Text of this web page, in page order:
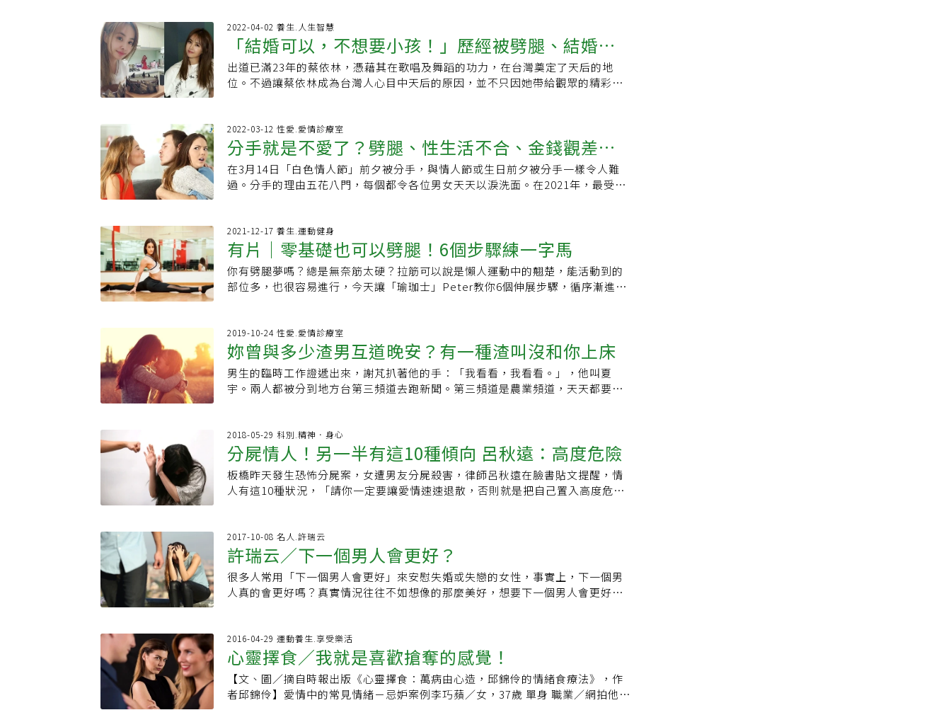
自我價值。心理師能從專業的角度，引領你走進自己的心，好好認識自己心裡深
層的傷痕，讓你更能面對自己的困擾、做出改變。劈腿後還想復合，該如何修復
關係？要療癒劈腿帶來的傷痛，雙方要有的共同認知是，「我們要談的是被背叛
者心裡有多痛，而非出軌者做得有多錯。」劈腿、外遇比我們想像中的常見，有
想要挽回關係。這個意願也會影響到，被劈腿的那一方對整個事件的看法。而出
軌者也要預備好，自己的重點在於同理對方的痛，並且準備好有耐心一次又一次
地道歉。這些練習很困難，也很難兩個人獨立完成。可以尋求婚姻諮商、伴侶諮
商的協助，讓心理師作為雙方的橋樑，創造一個安全、可以充分表達意見的環
境，讓雙方能彼此聆聽。世界很大，一定會有能夠願意好好愛你的人但如果我們
滿足出軌，有些人單純就是想出軌經歷新鮮感。不管那段經歷出軌風波的關係，
最終是繼續還是結束了。重點是「你」怎麼在這樣的風暴之後，持續對自己去愛
與被愛的能力保有信心，並且能夠更加理解自己對感情的「要」與「不要」。讓
自己對愛情繼續保有信心請記得，你永遠值得被完整地愛， 也擁有持續去愛的能
正在加劇你的職場精神內耗｜1 分鐘轉念練習．自戀型人格其實很沒自信？一篇
了解自戀型人格辨識方式、成因及如何相處（本文獲「FarHugs Clinic 抱抱心身
醫學診所」授權，原文連結）關於「FarHugs Clinic 抱抱心身醫學診所」
「FarHugs Clinic 抱抱心身醫學診所」於雙北地區共有 4 家診所，提供心身並進
的全面性身心健康照護服務，包含心理諮商、遠距諮商、身心科門診與 Deep
要切換，例如當一個好爸爸遇到正在難過的女性下屬時，此時「界線」就是非常
重要的關鍵，也就是自己是誰、有哪些身份、什麼事情能做、什麼事情不能做，
尤其是外界出現了誘因的時候。 當腳色切換卻沒抓好界線：不過界線也需要不斷
學習、事先設定，也並非缺乏彈性、永遠定錨，有時還需要有一定的機會面對處
境才有辦法整理。事出突然，就容易困惑或卡住。有些人能夠好好地踩住自己的
時候，劈腿的人是對自己感覺到非常驚嚇、恐慌、厭惡的。 難道是因為我不好，
所以對方才會劈腿？ 遇到劈腿、被劈腿，很多人會檢討自己「是不是我不夠好對
方才會劈腿？」，千萬要記住，自己或許有所疏失，但絕對不會是對方可以劈腿
的理由。 對方劈腿，對方負責：楊乃樺心理師表示，發生劈腿人們常見會習慣檢
對方該為自己負責，我們無法為這選擇負責。 思考，但不是自己不好：可以思考
的是，在這段關係當中是不是真的有出現什麼疏失、遺忘了什麼、理所當然了什
麼，可能在回想當中可以發現許多問題，但這問題是在「關係」而非「個人」，
是關係狀態不對，不代表自己不好。 對方劈腿了，我該挽留嗎？心理師：先釐清
４件事！ 面對著對方劈腿、破碎的關係，到底該不該復合是一大難題。楊乃樺心
都各有利弊。不說，可以維持當下的和平，可以延後痛苦的現實，但遲早還是得
面對。說，不代表攤牌結束，雖然揭開真相感到痛苦，但有機會和對方好好修復
或結束、討論接下來該怎麼走。 首先：對方還要不要繼續？相信許多劈腿的人，
可能真的只是失了方寸。因此建議首先確定這段關係對方還要嗎？若對方不要，
為什麼？真的能再次信任對方嗎？這是最最重要的關鍵。重新建立信任和安全感
並非一件容易的事情，過程也可能非常辛苦，會需要一段時間磨合。 如何提供信
任、如何調整？如果兩個人都還想繼續，那麼接下來就好好的討論，當出現懷疑
時，對方可以如何提供安全感或信任，並且也回到關係當中，好好了解劈腿失了
方寸的原因，兩人可以如何嘗試調整步調。 被劈腿受傷的人如何重建？心理師：
到恐懼。 對此楊乃樺心理師表示，這些反應其實都很正常，誠實的面對自己的受
傷及崩潰，坦承這段關係的失敗，接受自己的受傷，這些並不是錯誤，也不必為
他人做錯的事情負責，看到自己能更好的地方這樣就夠了，這個「看到」就是個
重建的開始。 各關係都可能以各種方式結束，可能是生命、可能是第三者、可能
是意外，試著把生活的主導權拿回到自己身上，更有助自己悲傷但同時也能安
念」有效改善！ ．學會課題分離生活更自在！心理師教３原則，別什麼事都背在
身上。 以上新聞文字、圖片皆屬《今健康》所有，網站、媒體、論壇引用請註明
出處。責任編輯：陳學梅
秉立）被周刊拍到，與一同主持節目的女星謝忻在街上親吻。照片曝光後，阿翔
第一時間受訪時表示，他與謝忻是「滿滿的友誼」，但不小心超越了界線，對於
家人感到抱歉，阿翔妻子Grace最後選擇原諒，兩人和好如初。外遇的原因是什
麼？林萃芬說明，外遇發生的原因大致有以下幾種。1.一方的重心全部在孩子身
象。朝夕相處的同事日漸產生情愫、負責同一件案子產生革命情感、時常連絡的
客戶、健身房裡常見到的夥伴或教練等等。3.中年危機。對工作、婚姻感到倦
怠，做什麼事都提不起勁，期待透過一段情感的發展來肯定自己。4.交際應酬。
談生意除了吃喝，也容易出入聲色場所，一開始逢場作戲，慢慢假戲真做，一旦
有了性關係的推波助瀾，漸漸就發展出感情。5.尋找刺激。生活太過平順時，有
準答案。林萃芬表示，「外遇只是一個症狀，不一定不好，有可能在巨大衝擊下
帶來重新檢視關係的改變。」從瓦礫中重建愛情 不能單靠一個人電視劇《犀利人
妻》中有句名言「回不去了！」很多想挽回婚姻的當事人急切地詢問「還回得去
嗎？」「我不會覺得回不去，是可以回得去，但不代表假裝忘記外遇事件，而是
在太太懷孕時發生外遇。其中有一位太太已經快要臨盆，整整兩個星期無法入
睡，身心狀況幾乎到了臨界點，但先生仍執意跟外遇的對象在一起。也有另外一
種案例，太太剛懷孕就知道先生外遇，第一時間決定把孩子拿掉，林萃芬往往苦
口婆心勸慰「要不要再整理一下思緒，在衝動、混亂之下做決定，將來很容易後
悔。」提醒如果婚姻出現裂痕，趕快尋求專業協助，不要衝動做出任何決定！ 外
饋，認為走過外遇風暴後，彼此的婚姻關係比過去更加甜蜜也更加穩固。林萃芬
指出，被背叛的一方，通常有許多相似的心理歷程。最典型的是強迫性思考，情
緒起伏劇烈，如果事發當時曾看過對方手機簡訊或圖片、影片，會自動在腦中播
放不斷盤旋，情緒很容易被勾動。比如前陣子傳出醫界外遇新聞，許多當事人一
以過去，需要很長一段時間去消化，也不是來諮商一、兩次，把話講清楚就好
了。重建信任不是件容易的事，往往一個人覺得沒什麼的點，另一個人覺得很有
什麼。」林萃芬遇過一個個案，先生邀請太太來，因為太太知道先生有婚外情
後，情緒起伏劇烈、時時莫名暴哭，雙方相處劍拔弩張，對生活和工作都造成了
嚴重的影響。先生覺得這樣下去對兩個人都不好，但不知道該怎麼處理，盼望透
道自己偷吃讓妻子傷痕累累，被深沉的失落感淹沒，明白自己犯了錯，此後更加
珍惜妻子，經過一年左右的諮商，兩人的婚姻關係如同倒吃甘蔗、愈來愈好。另
一種很常見的情況，不忠的伴侶在衝突的選擇和情感間交戰。太太要對方把外遇
的狀況一五一十說出來，先生覺得越講越多越不好，但是太太總是不斷詢問過
去，舊事重提，先生覺得太太不可理喻，太太卻停不下來，疑心大發沒有安全
美但平靜的句點。昔日轟動一時的「寶寶事件」，黃義交與媒體人周玉蔻交往，
隨後卻劈腿名媛何麗玲，周玉蔻發現後，與何麗玲聯手當場逼黃義交攤牌。由於
三位主角在當時都是媒體紅人，這段三角關係在當年鬧得滿城風雨、人盡皆知，
身為當事人的二位女性，肯定都有滿腹心酸不為人知。但事過境遷多年，當年的
男主角墜樓逝，昨(19日)何麗玲在其臉書PO文悼念黃義交，她感傷寫道，過往的
遠懷念他！」至於當年的另一女主角、資深媒體人周玉蔻，也在臉書po出她與友
人的對話截圖內容，周玉蔻向對方表示「請代上一柱香吧」，對方回應「好的！
大家都要學習放下！也請妳保重身體！」這段對話，讓大家知道，周玉蔻請友人
向已逝的黃義交上香。或許都經過了半百人生的淬鍊，對於已經分手的前伴侶遭
或長或短，卻免不了曲終人散的傷感，曾經的相處，開心或不開心，都已煙消雲
散。昔時分開，我和他微笑說再見，一別多年，再聽到他的消息，竟是天人永
隔，說不惆悵是騙人的。面對他用這樣的方式離開，有傷感，當然還有更多的不
捨。但我告訴自己，來去皆是緣，這便是人生。所以，能相聚，就好好在一起；
不能見面，就好好思念。人生很多時候，路都是孤單的，那是來自於生命深處最
症狀此外，當身邊的另一半突然過世，留下的一方會陷入震驚、不知所措甚至自
責，身心靈都會出狀況。失去伴侶之痛必須靠時間療癒，悲傷輔導學家說，心理
狀況會影響生理狀態，過度悲傷憂鬱會造成失眠焦慮、自律神經失調…等症狀。
以下症狀超過半年，恐是慢性悲傷。1失眠焦慮、食欲不振。2個性變得退縮，不
感。醫師許瑞云曾在《聯合報》撰文建議，面對分手或離婚，可以和對方的能量
場做切割，方法是觀想對方的能量站在正面對。真誠感謝對方曾經為我們付出的
愛和照顧，告訴對方現在是離開的時候了，用心念剪斷彼此之間的能量連結，想
著將對方留在自己身體內的能量都一一釋放掉，然後祝福對方讓對方離開。
2022-04-02 養生.人生智慧
「結婚可以，不想要小孩！」歷經被劈腿、結婚觀
念不同...蔡依林：還是期待可以讓我幼稚的人
出道已滿23年的蔡依林，憑藉其在歌唱及舞蹈的功力，在台灣奠定了天后的地
位。不過讓蔡依林成為台灣人心目中天后的原因，並不只因她帶給觀眾的精彩表
林。不同於一般新人需要時間建立市場接受度以及觀眾好感度，蔡依林靠第一張
專輯《1019》就獲得了巨大的成功，也讓台灣的民眾認識了這位只有19歲、卻蘊
藏巨大潛力的小女孩。從「最爛歌手」到天后 靠「就是要做到好」雖然甫出道就
贏得高度的聲量，蔡依林卻並沒有順利獲得所有人的認同。2001年，資深音樂製
作人林暐哲和創作人陳珊妮曾經共同發布「10大爛歌手名單」，名單第一位就是
的是，年紀明明未到，卻硬把感情唱得好像她很『了』一樣，實在不是個好現
象。」「如果要說『有好歌喉未必能成為好歌星、做出好唱片』，蔡依林正是個
典型的例子。」被音樂圈內的專業人士如此批評，讓出道不久的蔡依林信心遭受
打擊，再加上又和經紀公司鬧出合約糾紛，接連的災難讓她當時的演藝生涯蒙上
蔡依林轉型的關鍵作品，奠定了她的舞曲風格，更替她獲得年度女歌手唱片銷量
第一名的位子。也從這張專輯開始，本來被觀眾嘲笑肢體不協調的蔡依林，開始
苦練舞蹈，就算毫無跳舞基礎，甚至同手同腳，她還是咬著牙繼續學習，曾為了
練舞一整晚沒睡，隔天清晨又起來拍MV。「就是要做到好」的精神也讓蔡依林從
零基礎到現在的台灣舞曲天后地位。做蛋糕做到得獎 任何事都要淋漓盡致「我不
棄」，或許就不會再如此輕易看待她所獲得的成就，並看見光鮮亮麗的舞台背
後，是一次又一次練舞練到磨破腳皮、跌倒再爬起、流淚再擦乾，不斷重複的過
程。這樣的精神並不只應用在工作上，蔡依林近年在社群上時常分享自己的休閒
生活，其中就包括了烘焙。一般人做蛋糕，大概就是在家裡烤一烤，分給朋友家
上分享最新的興趣——親手織衣服。蔡依林就是這樣的一個人，不管學什麼，就是
要學到好；做什麼，就是要做到淋漓盡致。三段感情跌跤 卻不放棄找到「那個
人」在事業上，蔡依林不斷地創造巔峰，持續引領著台灣音樂走向更高的境界。
與此同時，許多人也關心蔡依林的感情生活進展如何？目前42歲的蔡依林，經歷
過幾段轟轟烈烈的愛情，最為人之莫過於當初2001年與音樂天王周杰倫在一起，
了1年多才從陰影中走出。在周董之後，蔡依林又與演員彭于晏傳出戀情，兩人雖
未親口證實，這段戀情的真實性卻在蔡爸爸口中得到確認。不過經過3年後，兩人
戀情告吹，有傳聞道是因為男方公司出手阻撓，加上彭于晏的媽媽對蔡依林似乎
也不甚滿意，造就兩人遺憾的結局。近年最轟動的則是和混血男模錦榮的戀情，
2022-03-12 性愛.愛情診療室
分手就是不愛了？劈腿、性生活不合、金錢觀差
異...10大分手理由你遇過哪種
在3月14日「白色情人節」前夕被分手，與情人節或生日前夕被分手一樣令人難
過。分手的理由五花八門，每個都令各位男女天天以淚洗面。在2021年，最受熱
帶您了解網友熱議的一段關係結束的理由有哪些。劈腿問題最大 成為感情破裂主
要原因觀察分手理由的相關討論發現，位居聲量冠軍的，就屬「劈腿」。有網友
提問到「有人是被劈腿分手的嗎？」，吸引許多過來人分享自身的悲痛經歷，如
「我們都拍完婚紗了，然後他跑去跟別人結婚」、「發現男友劈腿分手後，結果
才發現我竟然是小三」等等，各式各樣的故事也讓網友感嘆，真的要先培養看清
看跟我分手，既然一開始不能接受幹嘛交往？」等，種種理由也被網友總結「真
的不愛了，什麼都是理由」，表示不需要因此而失去對自己的信心，保持自信一
定會找到真正適合的那個人。「我們不合！」 性生活、金錢觀都不合至於「性生
活」方面，許多人提到頻率、情趣不一等等，時間長久下來無法磨合，最終只好
淡」、「遠距離」、「前任」、「異性關係」等相處上甚至是有他人介入的問
題，也是許多情侶最終選擇離開彼此的原因，就有網友提到「因為疫情無法見
面，感情也越來越淡」、「真的不要相信有另一半跟異性有純友誼，我就是這樣
分手的」。而「金錢觀」不合、沒有「上進心」等現實層面的問題，也是不少人
心灰意冷為感情畫下句點的理由。網友就提到「勤儉很好，可是每餐都要去計較2
覺得男友長太兇，超瞎」、「家境比較差一點，被對方家長嫌棄」等，引起一片
譁然。最後網友也紛紛建議還在交往中的情侶，應該要溝通才可以了解問題並解
決，兩個人相愛不易，不需要因為一些還有機會解決的理由就無奈放棄。分手後
或許會有一段時間傷心失落，但最重要的還是從中了解彼此的問題，收拾好情緒
2021-12-17 養生.運動健身
有片｜零基礎也可以劈腿！6個步驟練一字馬
你有劈腿夢嗎？總是無奈筋太硬？拉筋可以說是懶人運動中的翹楚，能活動到的
部位多，也很容易進行，今天讓「瑜珈士」Peter教你6個伸展步驟，循序漸進你
許多肌肉和部位，骨盆、髖關節、腰、腿都能活動到，對於血管和消化系統也有
幫助，不妨可以試看看。Peter教大家6個伸展步驟，熱身、躺姿髖部外璇放鬆、
髖部外璇伸直運動、深蹲轉體、蹲姿旋轉開髖，做完後就可以開始練習劈腿啦，
要記得不要勉強自己，動作慢慢來，要常常練習保持柔軟度，才不會拉傷。想了
解更多關於健康運動？快上「有肌勵」粉絲專頁按讚追蹤，一起健康生活！完整
方法，更提供滿滿的鼓勵和正能量，給女性肌力，也給女性激勵，讓姐妹們的健
身路上，不孤單！YT：有肌勵https://pse.is/UYA9XFb：
https://www.facebook.com/udnGpowerIG：
https://www.instagram.com/udnGpower社團：女性專屬|健身的我超美
2019-10-24 性愛.愛情診療室
妳曾與多少渣男互道晚安？有一種渣叫沒和你上床
男生的臨時工作證遞出來，謝芃扒著他的手：「我看看，我看看。」，他叫夏
宇。兩人都被分到地方台第三頻道去跑新聞。第三頻道是農業頻道，天天都要下
宇從後面過來：「我幫你吧！」謝芃心裡樂開了花，嘴上卻說：「一個大男人蹲
地上幫我戳泥巴？」夏宇二話不說找了根粗棍子來。「扶我背上。」他命令道。
他在她面前弓著腰，三兩下把泥戳掉，又從口袋裡掏出兩個拋棄式鞋套給她套
好。「換隻腳。」謝芃拍他的背：「快起來，人家在看我。」「給人看。」於是
她乾脆就趴他背上了。瘦瘦的背，脊柱一節一節地突出來，她很想用手指去數。
蒙的血液輸送到四肢，四肢都綿軟了，她的嘴唇莫名濕潤，心裡雌性的部分狂熱
地想尋找到他雄性的部分去貼靠。節目組的大部隊在前面採訪漁民。漁民說：
「先用網打起來的是中層魚，白鰱和鱅魚。鯽魚在底層，放最後一波水會落到接
魚的網裡。再底層是黃顙魚，要等水放乾才抓得起來。」謝芃說：「你覺得哪種
題。」這時大部隊在喊：「幹麼呢你倆？快去車上看看麥克風電池還有嗎？」兩
人一齊笑。夏宇第二天就請謝芃吃飯。他住在電視臺附近的一個小出租房，是老
宅子，木頭格子窗戶，舊實木地板，牆紙受潮的地方像畫著花。薑片、蔥花、料
酒、白醋、剁椒醬，謝芃一樣一樣準備到小碟子裡。夏宇在旁邊洗魚，油一燒
開，「嘩」一聲下鍋，再撈起來，放到高壓鍋的荷葉上，淋上料……真像過日
2018-05-29 科別.精神．身心
分屍情人！另一半有這10種傾向 呂秋遠：高度危險
板橋昨天發生恐怖分屍案，女遭男友分屍殺害，律師呂秋遠在臉書貼文提醒，情
人有這10種狀況，「請你一定要讓愛情速速退散，否則就是把自己置入高度危險
拔，甚至會找理由為他辯解。但是，一日家暴，終身家暴，對於家暴零容忍，是
在交往的時候就應該要有的態度。基本上，根據以前的實務經驗，恐怖情人大概
會有下列特徵，只要有一種以上的情況，請你一定要讓愛情速速退散，否則就是
把自己置入高度危險的境地。1.平常會對小貓、小狗施暴，經常會摔東西表示憤
怒。對於生命施加暴力，就有高度可能會延伸到對人身上。摔東西不必然一定會
開始可能會覺得很甜蜜，但是久了以後就會窒息，因為這同時會把交友圈全部斷
絕，從此沒朋友，只有他，是兩人關係裡的神。3.不能忍受挫折，會以馬景濤式
的哭喊回應。遇到挫折可以難過，但不是用傷害自己的方式處理，例如打自己巴
掌、搥牆壁搥到手受傷，然後哭喊人生對他不公平。4.在關係裡，不論做了好事
2017-10-08 名人.許瑞云
許瑞云／下一個男人會更好？
很多人常用「下一個男人會更好」來安慰失婚或失戀的女性，事實上，下一個男
人真的會更好嗎？真實情況往往不如想像的那麼美好，想要下一個男人會更好，
理想的交往經驗中，把自己的稜角磨掉，讓自己充滿喜悅的能量，成為一個更具
內涵，更有氣質的人，當別人跟我們相處時感覺輕鬆愉快，那麼，下一個男人當
然有可能會更好，因為我們也讓自己成為一個更好的人。其次，要讓自己跳脫情
感創傷所帶來的痛苦。一個人如果緊緊抱著被劈腿或遭受家暴所產生的憤怒和不
安全感，很容易再度與類似的能量產生共振，招致相同的不幸命運。我曾治療過
2016-04-29 運動養生.享受樂活
心靈擇食／我就是喜歡搶奪的感覺！
【文、圖／摘自時報出版《心靈擇食：萬病由心造，邱錦伶的情緒食療法》，作
者邱錦伶】愛情中的常見情緒－忌妒案例李巧蘋／女，37歲 單身 職業／網拍他是